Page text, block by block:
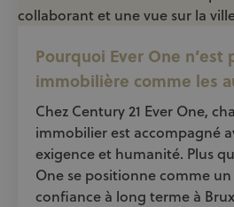
Pourquoi Ever One n’est
immobilière comme les
Chez Century 21 Ever One,
immobilier est accompagné
exigence et humanité. Plus
One se positionne comme
confiance à long terme à